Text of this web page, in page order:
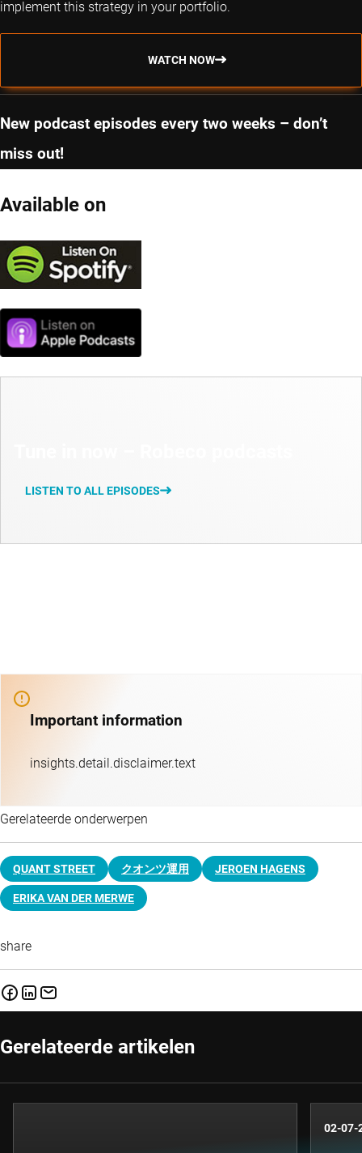
implement this strategy in your portfolio.
WATCH NOW
New podcast episodes every two weeks – don’t
miss out!
Available on
LISTEN TO ALL EPISODES
Important information
insights.detail.disclaimer.text
Gerelateerde onderwerpen
QUANT STREET クオンツ運用 JEROEN HAGENS
ERIKA VAN DER MERWE
share
Gerelateerde artikelen
02-07-